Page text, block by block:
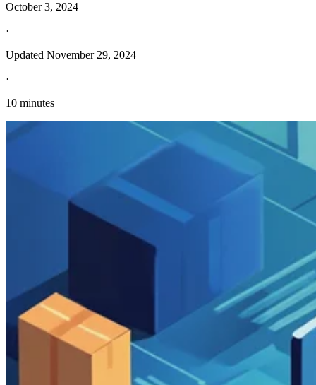
October 3, 2024
·
Updated November 29, 2024
·
10 minutes